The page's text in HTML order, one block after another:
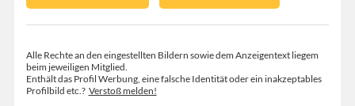
Alle Rechte an den eingestellten Bildern sowie dem Anzeigentext liegem
beim jeweiligen Mitglied.
Enthält das Profil Werbung, eine falsche Identität oder ein inakzeptables
Profilbild etc.? Verstoß melden!